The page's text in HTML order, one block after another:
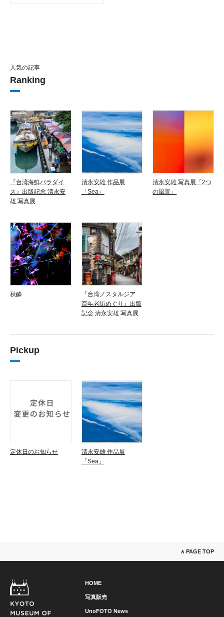
人気の記事
Ranking
『台湾海鮮パラダイ
ス』出版記念 清永安
雄 写真展
清永安雄 作品展
「Sea」
清永安雄 写真展「2つ
の風景」
秋酔
『台湾ノスタルジア
百年老街めぐり』出版
記念 清永安雄 写真展
Pickup
定休日のお知らせ
清永安雄 作品展
「Sea」
∧ PAGE TOP
HOME
写真販売
UnoFOTO News